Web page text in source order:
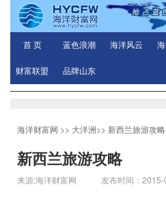
首 页 蓝色浪潮 海洋风云
财富联盟 品牌山东
海洋财富网 >> 大洋洲>> 新西兰旅游攻略
新西兰旅游攻略
来源:海洋财富网 发布时间：2015-